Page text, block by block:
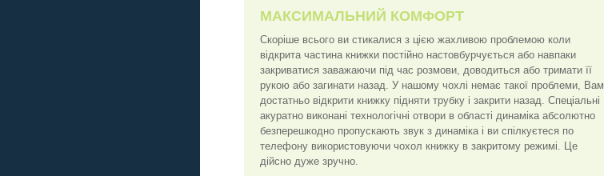
МАКСИМАЛЬНИЙ КОМФОРТ
Скоріше всього ви стикалися з цією жахливою проблемою коли
відкрита частина книжки постійно настовбурчується або навпаки
закриватися заважаючи під час розмови, доводиться або тримати її
рукою або загинати назад. У нашому чохлі немає такої проблеми, Вам
достатньо відкрити книжку підняти трубку і закрити назад. Спеціальні
акуратно виконані технологічні отвори в області динаміка абсолютно
безперешкодно пропускають звук з динаміка і ви спілкуєтеся по
телефону використовуючи чохол книжку в закритому режимі. Це
дійсно дуже зручно.